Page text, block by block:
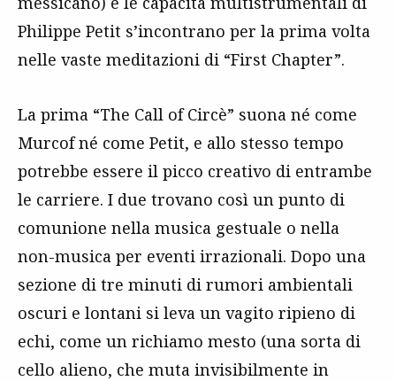
Philippe Petit s’incontrano per la prima volta
nelle vaste meditazioni di “First Chapter”.
La prima “The Call of Circè” suona né come
Murcof né come Petit, e allo stesso tempo
potrebbe essere il picco creativo di entrambe
le carriere. I due trovano così un punto di
comunione nella musica gestuale o nella
non-musica per eventi irrazionali. Dopo una
sezione di tre minuti di rumori ambientali
oscuri e lontani si leva un vagito ripieno di
echi, come un richiamo mesto (una sorta di
cello alieno, che muta invisibilmente in